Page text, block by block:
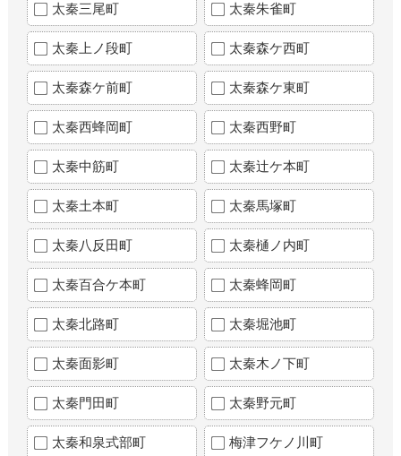
太秦三尾町 太秦朱雀町
太秦上ノ段町 太秦森ケ西町
太秦森ケ前町 太秦森ケ東町
太秦西蜂岡町 太秦西野町
太秦中筋町 太秦辻ケ本町
太秦土本町 太秦馬塚町
太秦八反田町 太秦樋ノ内町
太秦百合ケ本町 太秦蜂岡町
太秦北路町 太秦堀池町
太秦面影町 太秦木ノ下町
太秦門田町 太秦野元町
太秦和泉式部町 梅津フケノ川町